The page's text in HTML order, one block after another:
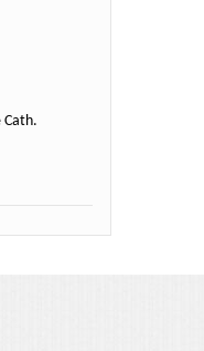
Cath.